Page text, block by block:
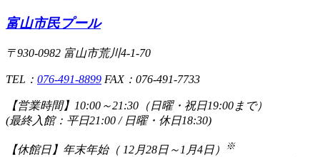
富山市民プール
〒930-0982 富山市荒川4-1-70
TEL： 076-491-8899 FAX：076-491-7733
【営業時間】 10:00～21:30（日曜・祝日19:00まで）
(最終入館：平日21:00 / 日曜・休日18:30)
【休館日】 年末年始（ 12月28日～1月4日） ※